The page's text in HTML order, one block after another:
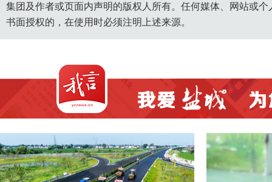
集团及作者或页面内声明的版权人所有。任何媒体、网站或
书面授权的，在使用时必须注明上述来源。